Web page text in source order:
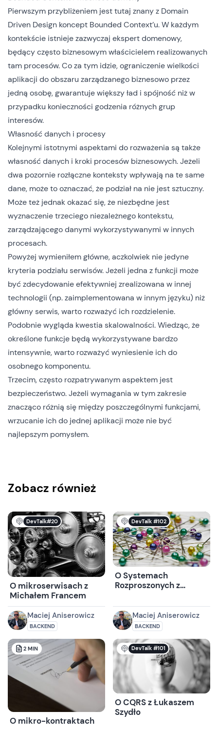
Pierwszym przybliżeniem jest tutaj znany z Domain
Driven Design koncept Bounded Context’u. W każdym
kontekście istnieje zazwyczaj ekspert domenowy,
będący często biznesowym właścicielem realizowanych
tam procesów. Co za tym idzie, ograniczenie wielkości
aplikacji do obszaru zarządzanego biznesowo przez
jedną osobę, gwarantuje większy ład i spójność niż w
przypadku konieczności godzenia różnych grup
interesów.
Własność danych i procesy
Kolejnymi istotnymi aspektami do rozważenia są także
własność danych i kroki procesów biznesowych. Jeżeli
dwa pozornie rozłączne konteksty wpływają na te same
dane, może to oznaczać, że podział na nie jest sztuczny.
Może też jednak okazać się, że niezbędne jest
wyznaczenie trzeciego niezależnego kontekstu,
zarządzającego danymi wykorzystywanymi w innych
procesach.
Powyżej wymieniłem główne, aczkolwiek nie jedyne
kryteria podziału serwisów. Jeżeli jedna z funkcji może
być zdecydowanie efektywniej zrealizowana w innej
technologii (np. zaimplementowana w innym języku) niż
główny serwis, warto rozważyć ich rozdzielenie.
Podobnie wygląda kwestia skalowalności. Wiedząc, że
określone funkcje będą wykorzystywane bardzo
intensywnie, warto rozważyć wyniesienie ich do
osobnego komponentu.
Trzecim, często rozpatrywanym aspektem jest
bezpieczeństwo. Jeżeli wymagania w tym zakresie
znacząco różnią się między poszczególnymi funkcjami,
wrzucanie ich do jednej aplikacji może nie być
najlepszym pomysłem.
Zobacz również
DevTalk#20
O mikroserwisach z
Michałem Francem
Maciej Aniserowicz
BACKEND
DevTalk #102
O Systemach
Rozproszonych z
Maciej Aniserowicz
BACKEND
2 MIN
O mikro-kontraktach
DevTalk #101
O CQRS z Łukaszem
Szydło